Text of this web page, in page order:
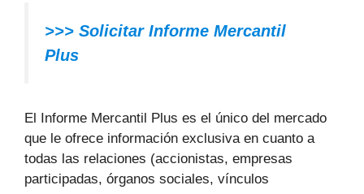
>>> Solicitar Informe Mercantil
Plus
El Informe Mercantil Plus es el único del mercado
que le ofrece información exclusiva en cuanto a
todas las relaciones (accionistas, empresas
participadas, órganos sociales, vínculos